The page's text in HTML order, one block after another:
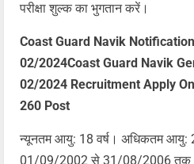
परीक्षा शुल्क का भुगतान करें।
Coast Guard Navik
02/2024Coast Guard Navik
02/2024 Recruitment Apply
260 Post
न्यूनतम आयु: 18 वर्ष। अधिकतम आयु:
01/09/2002 से 31/08/2006 तक